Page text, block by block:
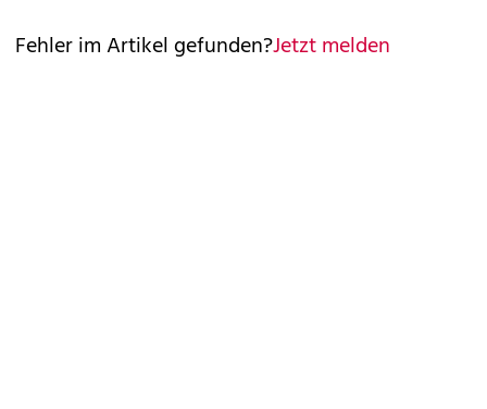
Fehler im Artikel gefunden?Jetzt melden